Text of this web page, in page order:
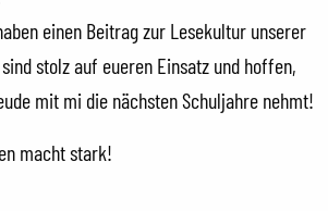
einen Beitrag zur Lesekultur unserer
stolz auf eueren Einsatz und hoffen,
mit mi die nächsten Schuljahre nehmt!
macht stark!